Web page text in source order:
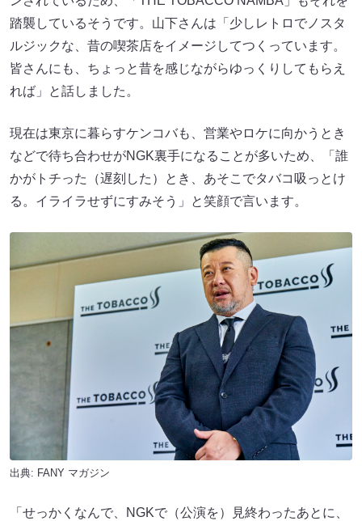
踏襲しているそうです。山下さんは「少しレトロでノスタ
ルジックな、昔の喫茶店をイメージしてつくっています。
皆さんにも、ちょっと昔を感じながらゆっくりしてもらえ
れば」と話しました。
現在は東京に暮らすケンコバも、営業やロケに向かうとき
などで待ち合わせがNGK裏手になることが多いため、「誰
かがトチった（遅刻した）とき、あそこでタバコ吸っとけ
る。イライラせずにすみそう」と笑顔で言います。
出典: FANY マガジン
「せっかくなんで、NGKで（公演を）見終わったあとに、